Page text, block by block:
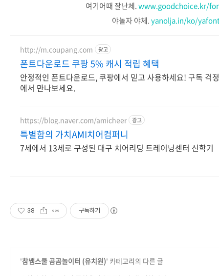
여기어때 잘난체.www.goodchoice.kr/
야놀자 야체.yanolja.in/ko/
http://m.coupang.com 광고
폰트다운로드 쿠팡 5% 캐시 적립 혜택
안정적인 폰트다운로드, 쿠팡에서 믿고 사용하세요! 구독 걱
에서 만나보세요.
https://blog.naver.com/amicheer 광고
특별함의 가치AMI치어컴퍼니
7세에서 13세로 구성된 대구 치어리딩 트레이닝센터 신학기
38 구독하기
'참쌤스쿨 곰곰놀이터 (유치원)' 카테고리의 다른 글